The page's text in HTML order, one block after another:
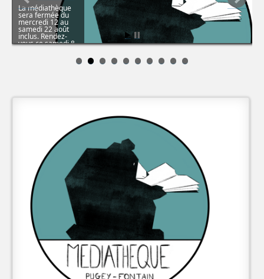
La médiathèque
sera fermée du
mercredi 12 au
samedi 22 août
inclus. Rendez-
vous ce samedi 8